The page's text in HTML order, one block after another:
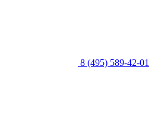
8 (495) 589-42-01